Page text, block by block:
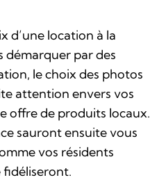
d’une location à la
démarquer par des
le choix des photos
attention envers vos
offre de produits locaux.
sauront ensuite vous
vos résidents
fidéliseront.